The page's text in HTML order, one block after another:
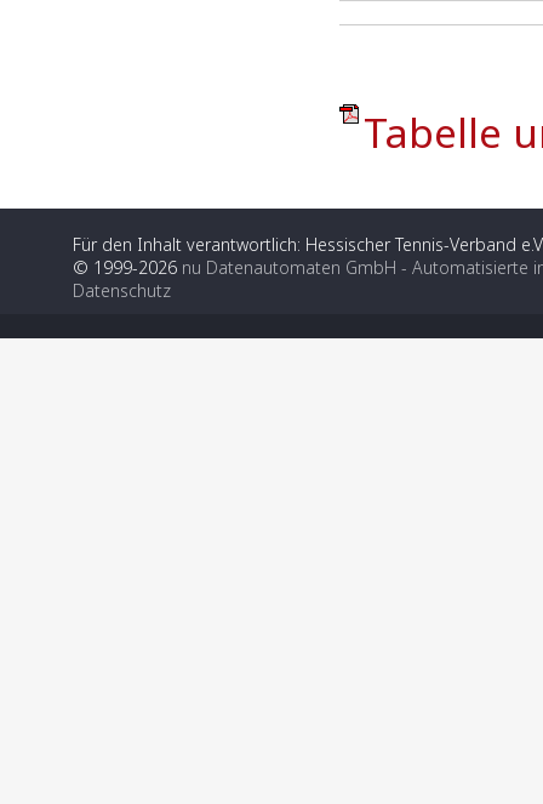
Tabelle
Für den Inhalt verantwortlich: Hessischer Tennis-Verband
© 1999-2026 nu Datenautomaten GmbH - Automatisierte
Datenschutz